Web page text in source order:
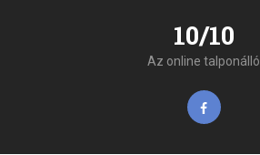
10/10
Az online talponálló